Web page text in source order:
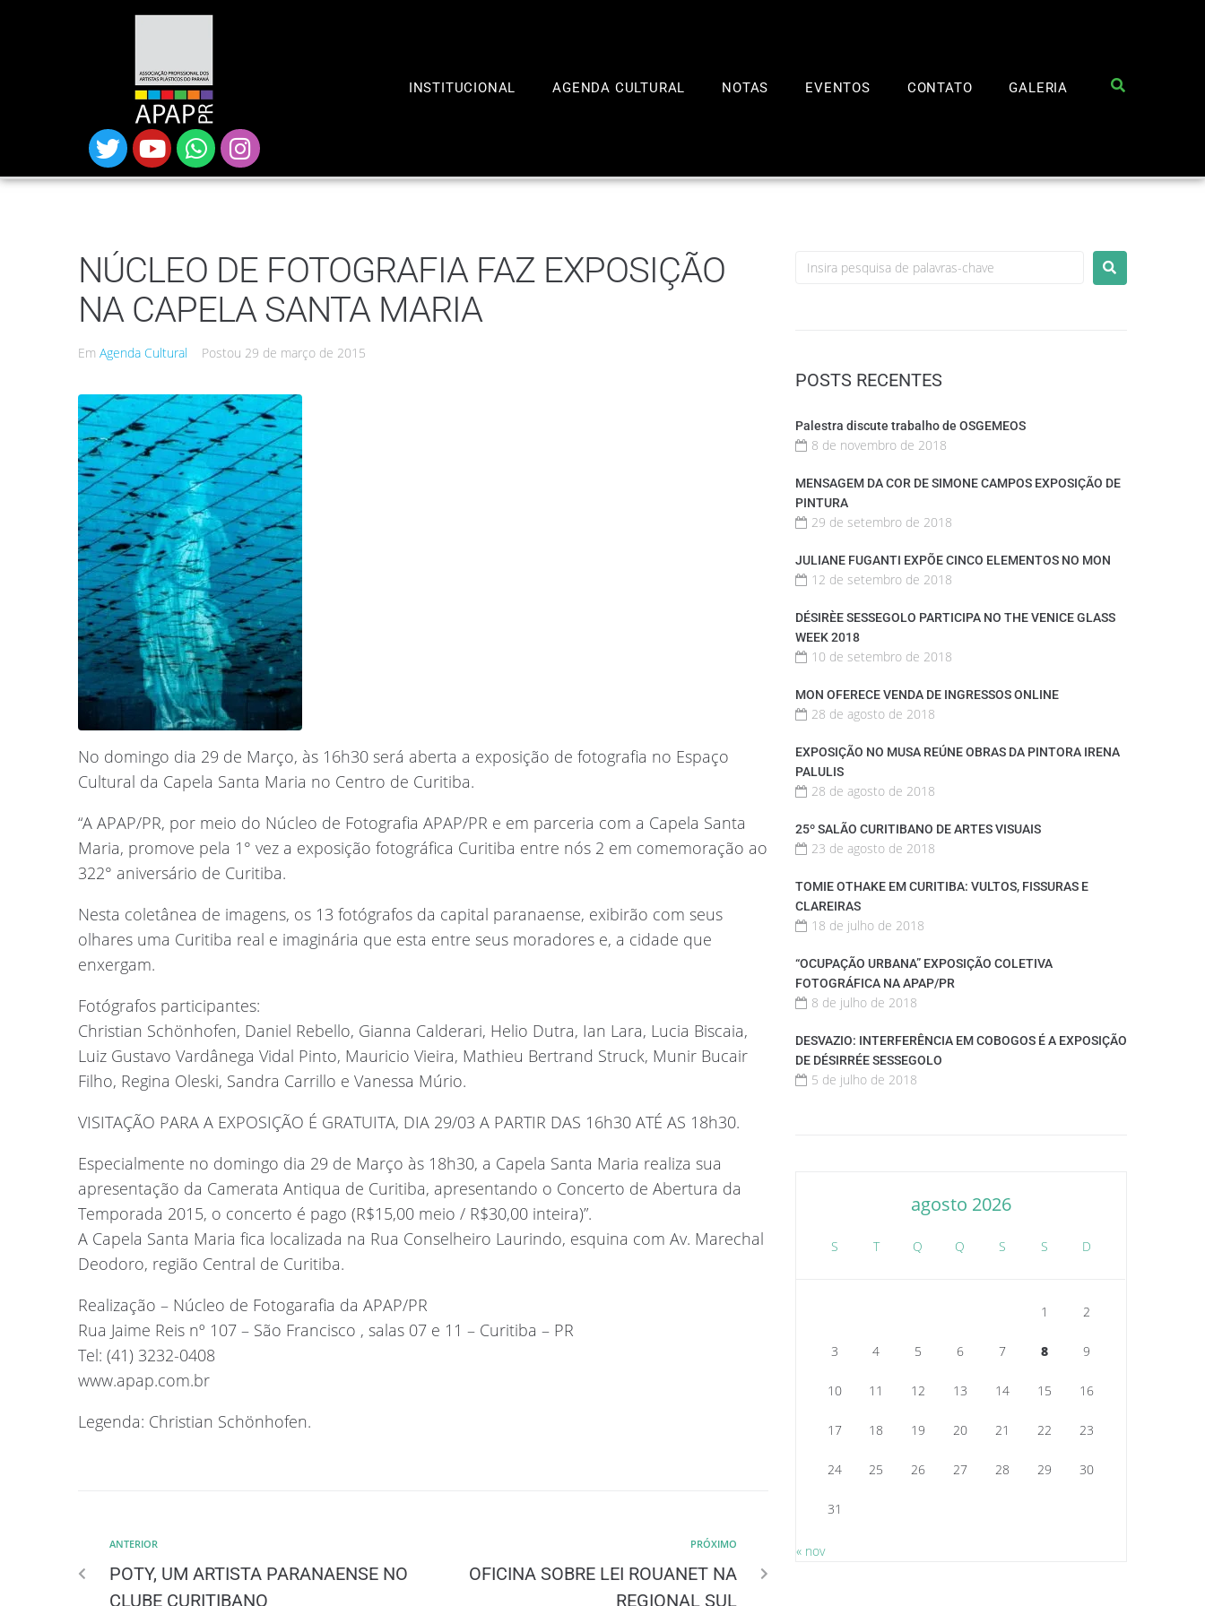
INSTITUCIONAL AGENDA CULTURAL NOTAS EVENTOS CONTATO GALERIA
NÚCLEO DE FOTOGRAFIA FAZ EXPOSIÇÃO
NA CAPELA SANTA MARIA
Em Agenda Cultural Postou 29 de março de 2015
No domingo dia 29 de Março, às 16h30 será aberta a exposição de fotografia no Espaço
Cultural da Capela Santa Maria no Centro de Curitiba.
“A APAP/PR, por meio do Núcleo de Fotografia APAP/PR e em parceria com a Capela Santa
Maria, promove pela 1° vez a exposição fotográfica Curitiba entre nós 2 em comemoração ao
322° aniversário de Curitiba.
Nesta coletânea de imagens, os 13 fotógrafos da capital paranaense, exibirão com seus
olhares uma Curitiba real e imaginária que esta entre seus moradores e, a cidade que
enxergam.
Fotógrafos participantes:
Christian Schönhofen, Daniel Rebello, Gianna Calderari, Helio Dutra, Ian Lara, Lucia Biscaia,
Luiz Gustavo Vardânega Vidal Pinto, Mauricio Vieira, Mathieu Bertrand Struck, Munir Bucair
Filho, Regina Oleski, Sandra Carrillo e Vanessa Múrio.
VISITAÇÃO PARA A EXPOSIÇÃO É GRATUITA, DIA 29/03 A PARTIR DAS 16h30 ATÉ AS 18h30.
Especialmente no domingo dia 29 de Março às 18h30, a Capela Santa Maria realiza sua
apresentação da Camerata Antiqua de Curitiba, apresentando o Concerto de Abertura da
Temporada 2015, o concerto é pago (R$15,00 meio / R$30,00 inteira)”.
A Capela Santa Maria fica localizada na Rua Conselheiro Laurindo, esquina com Av. Marechal
Deodoro, região Central de Curitiba.
Realização – Núcleo de Fotogarafia da APAP/PR
Rua Jaime Reis nº 107 – São Francisco , salas 07 e 11 – Curitiba – PR
Tel: (41) 3232-0408
www.apap.com.br
Legenda: Christian Schönhofen.
ANTERIOR
POTY, UM ARTISTA PARANAENSE NO
CLUBE CURITIBANO
PRÓXIMO
OFICINA SOBRE LEI ROUANET NA
REGIONAL SUL
POSTS RECENTES
Palestra discute trabalho de OSGEMEOS
8 de novembro de 2018
MENSAGEM DA COR DE SIMONE CAMPOS EXPOSIÇÃO DE
PINTURA
29 de setembro de 2018
JULIANE FUGANTI EXPÕE CINCO ELEMENTOS NO MON
12 de setembro de 2018
DÉSIRÈE SESSEGOLO PARTICIPA NO THE VENICE GLASS
WEEK 2018
10 de setembro de 2018
MON OFERECE VENDA DE INGRESSOS ONLINE
28 de agosto de 2018
EXPOSIÇÃO NO MUSA REÚNE OBRAS DA PINTORA IRENA
PALULIS
28 de agosto de 2018
25º SALÃO CURITIBANO DE ARTES VISUAIS
23 de agosto de 2018
TOMIE OTHAKE EM CURITIBA: VULTOS, FISSURAS E
CLAREIRAS
18 de julho de 2018
“OCUPAÇÃO URBANA” EXPOSIÇÃO COLETIVA
FOTOGRÁFICA NA APAP/PR
8 de julho de 2018
DESVAZIO: INTERFERÊNCIA EM COBOGOS É A EXPOSIÇÃO
DE DÉSIRRÉE SESSEGOLO
5 de julho de 2018
agosto 2026
S T Q Q S S D
1 2
3 4 5 6 7 8 9
10 11 12 13 14 15 16
17 18 19 20 21 22 23
24 25 26 27 28 29 30
31
« nov